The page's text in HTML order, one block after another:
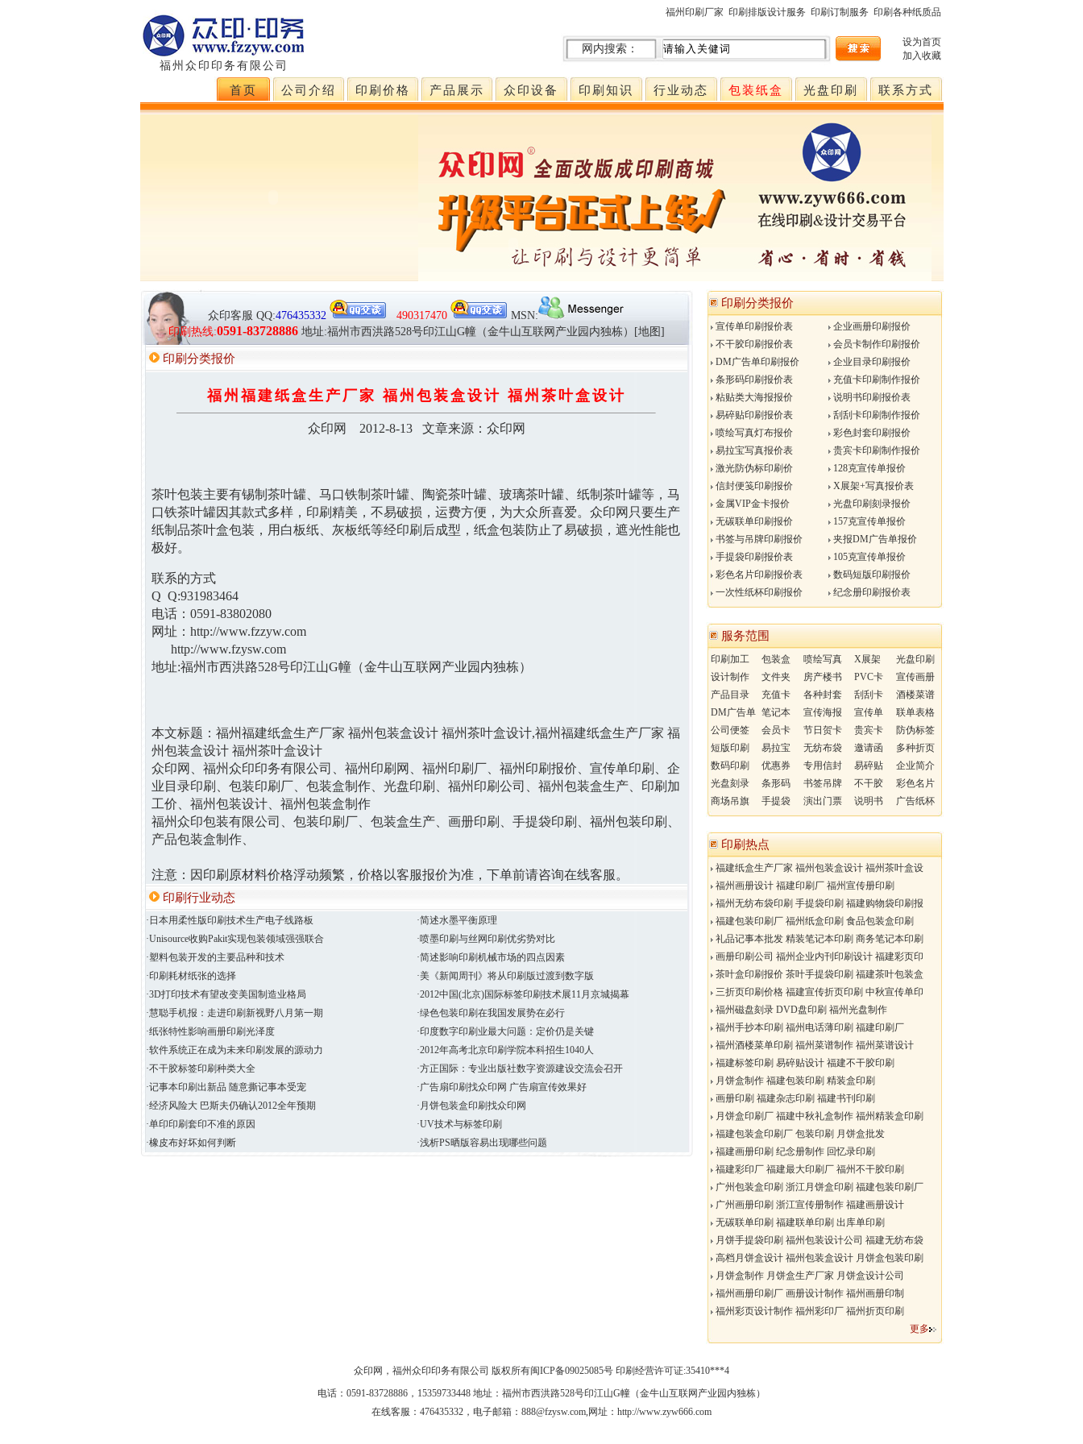
福州众印印务有限公司
福州印刷厂家 印刷排版设计服务 印刷订制服务 印刷各种纸质品
网内搜索：
设为首页
加入收藏
首页 公司介绍 印刷价格 产品展示 众印设备 印刷知识 行业动态 包装纸盒 光盘印刷 联系方式
众印客服 QQ:476435332 490317470
MSN:
印刷热线:0591-83728886 地址:福州市西洪路528号印江山G幢（金牛山互联网产业园内独栋）[地图]
印刷分类报价
福州福建纸盒生产厂家 福州包装盒设计 福州茶叶盒设计
众印网 2012-8-13 文章来源：众印网
茶叶包装主要有锡制茶叶罐、马口铁制茶叶罐、陶瓷茶叶罐、玻璃茶叶罐、纸制茶叶罐等，马
口铁茶叶罐因其款式多样，印刷精美，不易破损，运费方便，为大众所喜爱。众印网只要生产
纸制品茶叶盒包装，用白板纸、灰板纸等经印刷后成型，纸盒包装防止了易破损，遮光性能也
极好。
联系的方式
Q Q:931983464
电话：0591-83802080
网址： http://www.fzzyw.com
http://www.fzysw.com
地址:福州市西洪路528号印江山G幢（金牛山互联网产业园内独栋）
本文标题： 福州福建纸盒生产厂家 福州包装盒设计 福州茶叶盒设计,福州福建纸盒生产厂家 福
州包装盒设计 福州茶叶盒设计
众印网、福州众印印务有限公司、福州印刷网、福州印刷厂、福州印刷报价、宣传单印刷、企
业目录印刷、包装印刷厂、包装盒制作、光盘印刷、福州印刷公司、福州包装盒生产、印刷加
工价、福州包装设计、福州包装盒制作
福州众印包装有限公司、包装印刷厂、包装盒生产、画册印刷、手提袋印刷、福州包装印刷、
产品包装盒制作、
注意：因印刷原材料价格浮动频繁，价格以客服报价为准，下单前请咨询在线客服。
印刷行业动态
·日本用柔性版印刷技术生产电子线路板
·简述水墨平衡原理
·Unisource收购Pakit实现包装领域强强联合
·喷墨印刷与丝网印刷优劣势对比
·塑料包装开发的主要品种和技术
·简述影响印刷机械市场的四点因素
·印刷耗材纸张的选择
·美《新闻周刊》将从印刷版过渡到数字版
·3D打印技术有望改变美国制造业格局
·2012中国(北京)国际标签印刷技术展11月京城揭幕
·慧聪手机报：走进印刷新视野八月第一期
·绿色包装印刷在我国发展势在必行
·纸张特性影响画册印刷光泽度
·印度数字印刷业最大问题：定价仍是关键
·软件系统正在成为未来印刷发展的源动力
·2012年高考北京印刷学院本科招生1040人
·不干胶标签印刷种类大全
·方正国际：专业出版社数字资源建设交流会召开
·记事本印刷出新品 随意撕记事本受宠
·广告扇印刷找众印网 广告扇宣传效果好
·经济风险大 巴斯夫仍确认2012全年预期
·月饼包装盒印刷找众印网
·单印印刷套印不准的原因
·UV技术与标签印刷
·橡皮布好坏如何判断
·浅析PS晒版容易出现哪些问题
印刷分类报价
宣传单印刷报价表
企业画册印刷报价
不干胶印刷报价表
会员卡制作印刷报价
DM广告单印刷报价
企业目录印刷报价
条形码印刷报价表
充值卡印刷制作报价
粘贴类大海报报价
说明书印刷报价表
易碎贴印刷报价表
刮刮卡印刷制作报价
喷绘写真灯布报价
彩色封套印刷报价
易拉宝写真报价表
贵宾卡印刷制作报价
激光防伪标印刷价
128克宣传单报价
信封便笺印刷报价
X展架+写真报价表
金属VIP金卡报价
光盘印刷刻录报价
无碳联单印刷报价
157克宣传单报价
书签与吊牌印刷报价
夹报DM广告单报价
手提袋印刷报价表
105克宣传单报价
彩色名片印刷报价表
数码短版印刷报价
一次性纸杯印刷报价
纪念册印刷报价表
服务范围
印刷加工 包装盒 喷绘写真 X展架
光盘印刷
设计制作
文件夹 房产楼书 PVC卡
宣传画册
产品目录
充值卡 各种封套 刮刮卡
酒楼菜谱
DM广告单 笔记本 宣传海报 宣传单
联单表格
公司便签
会员卡 节日贺卡 贵宾卡
防伪标签
短版印刷
易拉宝 无纺布袋 邀请函
多种折页
数码印刷
优惠券 专用信封 易碎贴
企业简介
光盘刻录
条形码 书签吊牌 不干胶
彩色名片
商场吊旗
手提袋 演出门票 说明书 广告纸杯
印刷热点
福建纸盒生产厂家 福州包装盒设计 福州茶叶盒设
福州画册设计 福建印刷厂 福州宣传册印刷
福州无纺布袋印刷 手提袋印刷 福建购物袋印刷报
福建包装印刷厂 福州纸盒印刷 食品包装盒印刷
礼品记事本批发 精装笔记本印刷 商务笔记本印刷
画册印刷公司 福州企业内刊印刷设计 福建彩页印
茶叶盒印刷报价 茶叶手提袋印刷 福建茶叶包装盒
三折页印刷价格 福建宣传折页印刷 中秋宣传单印
福州磁盘刻录 DVD盘印刷 福州光盘制作
福州手抄本印刷 福州电话薄印刷 福建印刷厂
福州酒楼菜单印刷 福州菜谱制作 福州菜谱设计
福建标签印刷 易碎贴设计 福建不干胶印刷
月饼盒制作 福建包装印刷 精装盒印刷
画册印刷 福建杂志印刷 福建书刊印刷
月饼盒印刷厂 福建中秋礼盒制作 福州精装盒印刷
福建包装盒印刷厂 包装印刷 月饼盒批发
福建画册印刷 纪念册制作 回忆录印刷
福建彩印厂 福建最大印刷厂 福州不干胶印刷
广州包装盒印刷 浙江月饼盒印刷 福建包装印刷厂
广州画册印刷 浙江宣传册制作 福建画册设计
无碳联单印刷 福建联单印刷 出库单印刷
月饼手提袋印刷 福州包装设计公司 福建无纺布袋
高档月饼盒设计 福州包装盒设计 月饼盒包装印刷
月饼盒制作 月饼盒生产厂家 月饼盒设计公司
福州画册印刷厂 画册设计制作 福州画册印制
福州彩页设计制作 福州彩印厂 福州折页印刷
更多
众印网，福州众印印务有限公司 版权所有闽ICP备09025085号 印刷经营许可证:35410***4
电话：0591-83728886，15359733448 地址：福州市西洪路528号印江山G幢（金牛山互联网产业园内独栋）
在线客服： 476435332 ， 电子邮箱：888@fzysw.com,网址：http://www.zyw666.com